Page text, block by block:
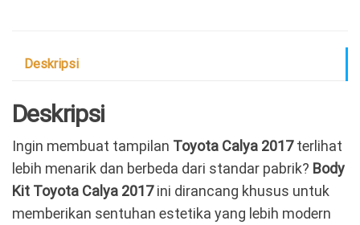
Deskripsi
Deskripsi
Ingin membuat tampilan Toyota Calya 2017terlihat
lebih menarik dan berbeda dari standar pabrik? Body
Kit Toyota Calya 2017ini dirancang khusus untuk
memberikan sentuhan estetika yang lebih modern